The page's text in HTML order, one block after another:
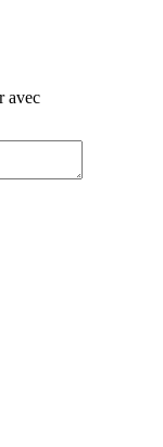
avec